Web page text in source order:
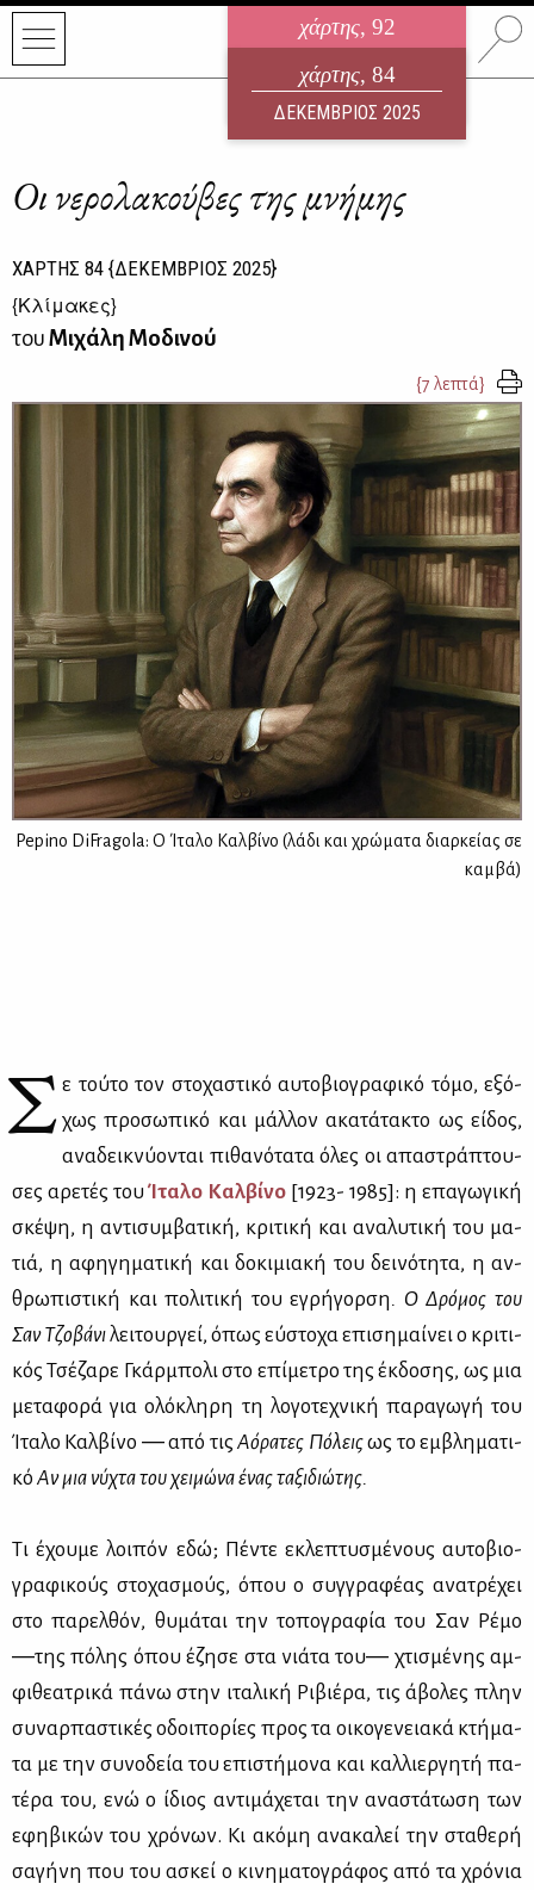
χάρτης, 92
ηλεκτρονικό περιοδικό
ΑΥΓΟΥΣΤΟΣ 2026
χάρτης, 84
ΔΕΚΕΜΒΡΙΟΣ 2025
Οι νερολακούβες της μνήμης
ΧΑΡΤΗΣ 84 {ΔΕΚΕΜΒΡΙΟΣ 2025}
{Κλίμακες}
τουΜιχάλη Μοδινού
{7 λεπτά}
Pepino DiFragola: O Ίταλο Καλβίνο (λάδι και χρώματα διαρκείας σε
καμβά)
Σ ε τού­το τον στο­χα­στι­κό αυ­το­βιο­γρα­φι­κό τό­μο, εξό­
χως προ­σω­πι­κό και μάλ­λον ακα­τά­τα­κτο ως εί­δος,
ανα­δει­κνύ­ο­νται πι­θα­νό­τα­τα όλες οι απα­στρά­πτου­
σες αρε­τές τουΊτα­λο Καλ­βί­νο [1923- 1985]: η επα­γω­γι­κή
σκέ­ψη, η αντι­συμ­βα­τι­κή, κρι­τι­κή και ανα­λυ­τι­κή του μα­
τιά, η αφη­γη­μα­τι­κή και δο­κι­μια­κή του δει­νό­τη­τα, η αν­
θρω­πι­στι­κή και πο­λι­τι­κή του εγρή­γορ­ση. Ο Δρό­μος του
Σαν Τζο­βά­νιλει­τουρ­γεί, όπως εύ­στο­χα επι­ση­μαί­νει ο κρι­τι­
κός Τσέ­ζα­ρε Γκάρ­μπο­λι στο επί­με­τρο της έκ­δο­σης, ως μια
με­τα­φο­ρά για ολό­κλη­ρη τη λο­γο­τε­χνι­κή πα­ρα­γω­γή του
Ίτα­λο Καλ­βί­νο ― από τιςΑό­ρα­τες Πό­λειςως το εμ­βλη­μα­τι­
κό Αν μια νύ­χτα του χει­μώ­να ένας τα­ξι­διώ­της.
Τι έχου­με λοι­πόν εδώ; Πέ­ντε εκλε­πτυ­σμέ­νους αυ­το­βιο­
γρα­φι­κούς στο­χα­σμούς, όπου ο συγ­γρα­φέ­ας ανα­τρέ­χει
στο πα­ρελ­θόν, θυ­μά­ται την το­πο­γρα­φία του Σαν Ρέ­μο
―της πό­λης όπου έζη­σε στα νιά­τα του― χτι­σμέ­νης αμ­
φι­θε­α­τρι­κά πά­νω στην ιτα­λι­κή Ρι­βιέ­ρα, τις άβο­λες πλην
συ­ναρ­πα­στι­κές οδοι­πο­ρί­ες προς τα οι­κο­γε­νεια­κά κτή­μα­
τα με την συ­νο­δεία του επι­στή­μο­να και καλ­λιερ­γη­τή πα­
τέ­ρα του, ενώ ο ίδιος αντι­μά­χε­ται την ανα­στά­τω­ση των
εφη­βι­κών του χρό­νων. Κι ακό­μη ανα­κα­λεί την στα­θε­ρή
σα­γή­νη που του ασκεί ο κι­νη­μα­το­γρά­φος από τα χρό­νια